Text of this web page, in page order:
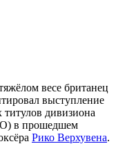
весе британец
выступление
титулов дивизиона
в прошедшем
Рико Верхувена.